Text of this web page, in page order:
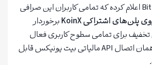
علاوه بر آن، Bitunix اعلام کرده که تمامی کاربران این صرافی
برخوردار
تخفیف برای تمامی سطوح کاربری فعال
است و از طریق همان اتصال API مالیاتی بیت یونیکس قابل